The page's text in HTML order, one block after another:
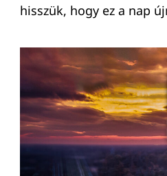
hisszük, hogy ez a nap